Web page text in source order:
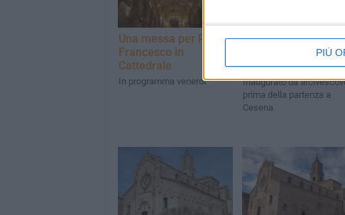
PIÙ
Una messa per Papa
Francesco in
Cattedrale
In programma venerdì
EVENTI E CULTURA
Si amplia il polo
culturale della
Inaugurato da
prima della partenza a
Cesena